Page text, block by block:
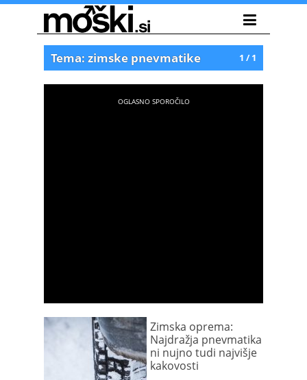
1 / 1
Tema: zimske pnevmatike
Zimska oprema:
Najdražja pnevmatika
ni nujno tudi najvišje
kakovosti